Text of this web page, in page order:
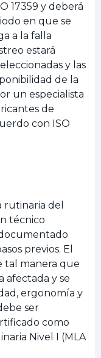
17359 y deberá
en que se
a la falla
estará
y las
de la
un especialista
de
con ISO
rutinaria del
técnico
previos. El
tal manera que
afectada y se
ergonomía y
ser
como
Nivel I (MLA